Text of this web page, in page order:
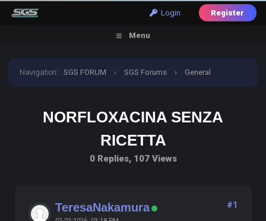
Login Register
Menu
Navigation:SGS FORUM › SGS Forums › General
NORFLOXACINA SENZA
RICETTA
0 Replies, 107 Views
TeresaNakamura #1